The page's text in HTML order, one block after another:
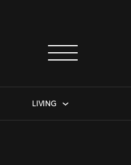
LIVING